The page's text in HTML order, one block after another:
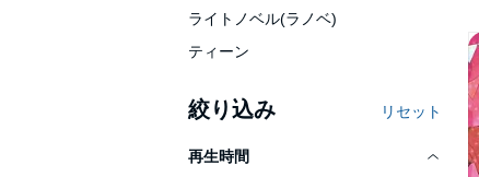
ライトノベル(ラノベ)
ティーン
絞り込み リセット
再生時間